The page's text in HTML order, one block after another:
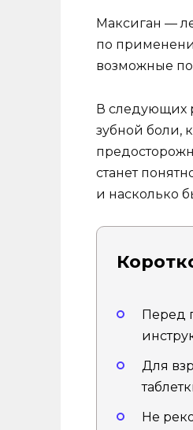
Максиган —
по
возможные
В следующих
зубной боли,
станет
и насколько
Перед
Для
Не